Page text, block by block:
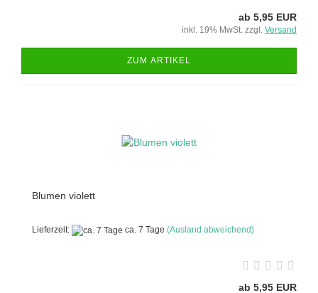
ab 5,95 EUR
inkl. 19% MwSt. zzgl. Versand
ZUM ARTIKEL
Blumen violett
Lieferzeit: ca. 7 Tage (Ausland abweichend)
ab 5,95 EUR